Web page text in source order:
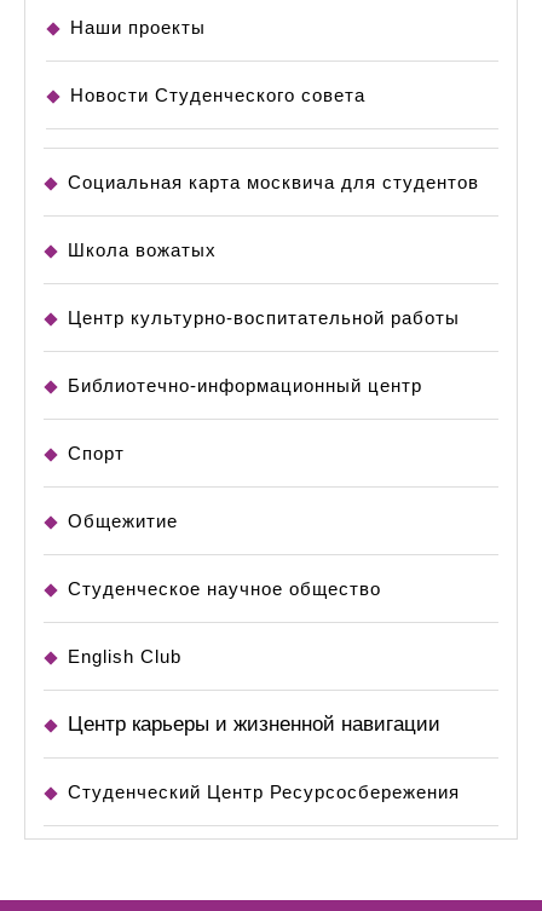
Наши проекты
Новости Студенческого совета
Социальная карта москвича для студентов
Школа вожатых
Центр культурно-воспитательной работы
Библиотечно-информационный центр
Спорт
Общежитие
Студенческое научное общество
English Club
Центр карьеры и жизненной навигации
Студенческий Центр Ресурсосбережения